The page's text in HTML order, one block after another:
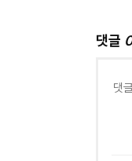
댓글 0